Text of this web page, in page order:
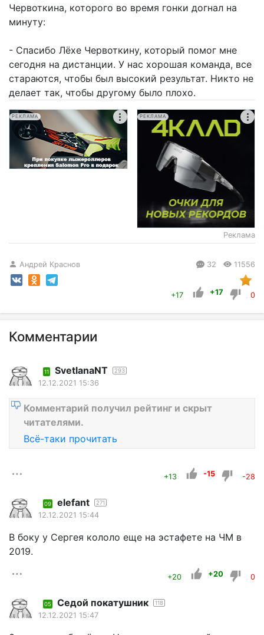
Червоткина, которого во время гонки догнал на
минуту:
- Спасибо Лёхе Червоткину, который помог мне
сегодня на дистанции. У нас хорошая команда, все
стараются, чтобы был высокий результат. Никто не
делает так, чтобы другому было плохо.
РЕКЛАМА РЕКЛАМА
Реклама
Андрей Краснов 32 11556
+17 +17 0
Комментарии
11 SvetlanaNT 293
12.12.2021 15:36
Комментарий получил рейтинг и скрыт
читателями.
Всё-таки прочитать
+13 -15 -28
09 elefant 271
12.12.2021 15:44
В боку у Сергея кололо еще на эстафете на ЧМ в
2019.
+20 +20 0
05 Седой покатушник 118
12.12.2021 15:47